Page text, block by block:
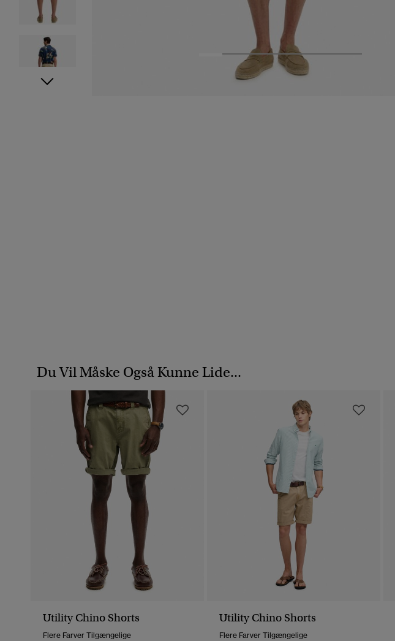
3 4 5
Du Vil Måske Også Kunne Lide...
Utility Chino Shorts
Flere Farver Tilgængelige
Utility Chino Shorts
Flere Farver Tilgængelige